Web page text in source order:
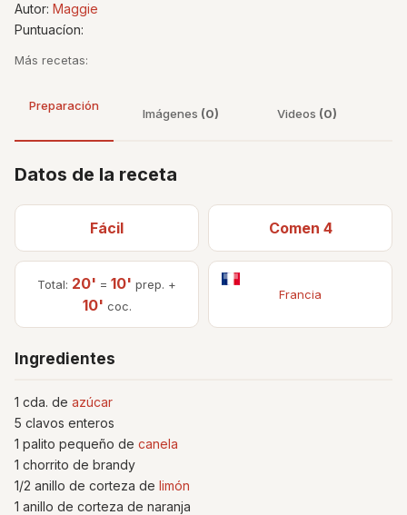
Autor: Maggie
Puntuacíon:
Más recetas:
Preparación
Imágenes (0) Videos (0)
Datos de la receta
Fácil Comen 4
Total: 20' = 10' prep. +
10' coc.
Francia
Ingredientes
1 cda. de azúcar
5 clavos enteros
1 palito pequeño de canela
1 chorrito de brandy
1/2 anillo de corteza de limón
1 anillo de corteza de naranja